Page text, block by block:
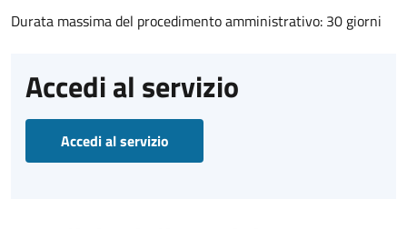
Durata massima del procedimento amministrativo: 30 giorni
Accedi al servizio
Accedi al servizio